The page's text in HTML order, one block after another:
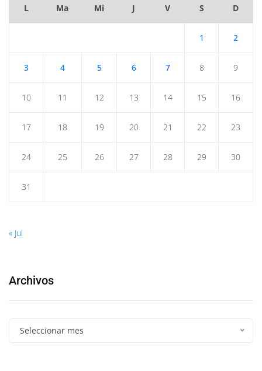
L Ma Mi J V S D
1 2
3 4 5 6 7 8 9
10 11 12 13 14 15 16
17 18 19 20 21 22 23
24 25 26 27 28 29 30
31
« Jul
Archivos
Seleccionar mes